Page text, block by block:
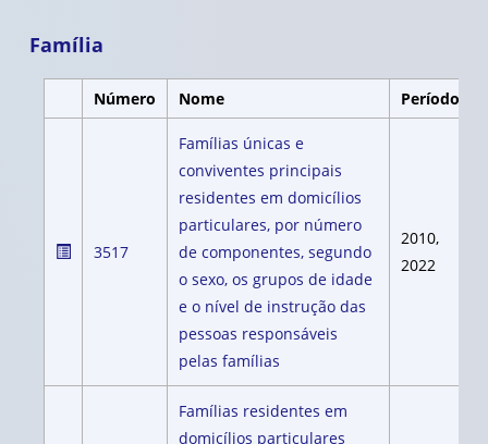
Família
Número Nome Período
3517
Famílias únicas e
conviventes principais
residentes em domicílios
particulares, por número
de componentes, segundo
o sexo, os grupos de idade
e o nível de instrução das
pessoas responsáveis
pelas famílias
2010,
2022
Famílias residentes em
domicílios particulares